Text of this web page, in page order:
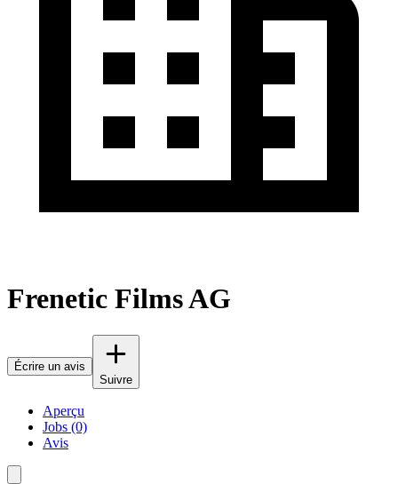
Frenetic Films AG
Écrire un avis
Suivre
Aperçu
Jobs (0)
Avis